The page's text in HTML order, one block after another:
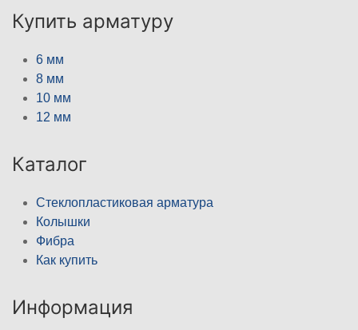
Купить арматуру
6 мм
8 мм
10 мм
12 мм
Каталог
Стеклопластиковая арматура
Колышки
Фибра
Как купить
Информация